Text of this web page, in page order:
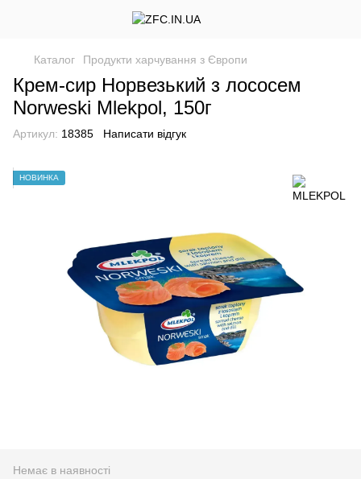
Каталог Продукти харчування з Європи
Крем-сир Норвезький з лососем
Norweski Mlekpol, 150г
Артикул: 18385 Написати відгук
НОВИНКА
Немає в наявності